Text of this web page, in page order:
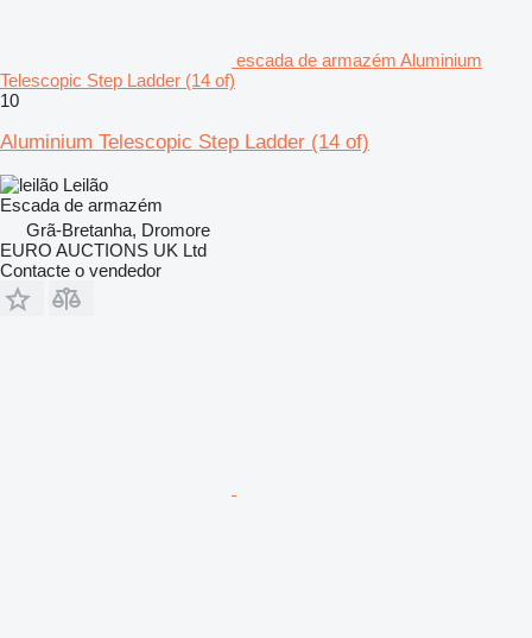
escada de armazém Aluminium
Telescopic Step Ladder (14 of)
10
Aluminium Telescopic Step Ladder (14 of)
Leilão
Escada de armazém
Grã-Bretanha, Dromore
EURO AUCTIONS UK Ltd
Contacte o vendedor